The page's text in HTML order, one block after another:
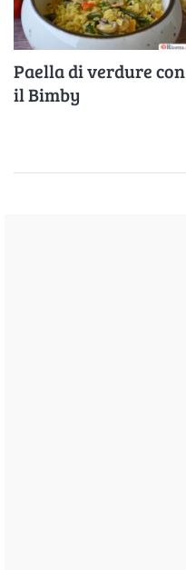
Paella di verdure con
il Bimby